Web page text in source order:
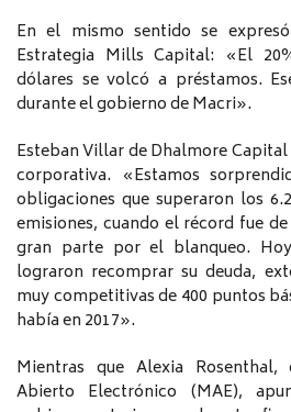
En el mismo sentido se
Estrategia Mills Capital: «El
dólares se volcó a préstamos.
durante el gobierno de Macri».
Esteban Villar de Dhalmore
corporativa. «Estamos
obligaciones que superaron los
emisiones, cuando el récord fue
gran parte por el blanqueo.
lograron recomprar su deuda,
muy competitivas de 400 puntos
había en 2017».
Mientras que Alexia
Abierto Electrónico (MAE),